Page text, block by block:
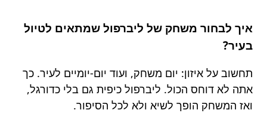
איך לבחור משחק של ליברפול שמתאים לטיול
בעיר?
תחשוב על איזון: יום משחק, ועוד יום-יומיים לעיר. כך
אתה לא דוחס הכול. ליברפול כיפית גם בלי כדורגל,
ואז המשחק הופך לשיא ולא לכל הסיפור.